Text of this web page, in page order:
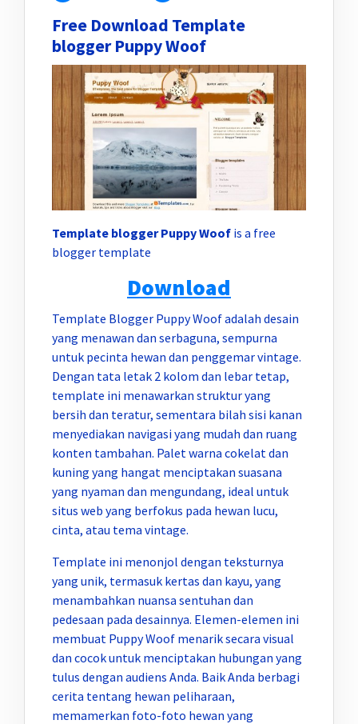
Free Download Template
blogger Puppy Woof
Template blogger Puppy Woof is a free
blogger template
Download
Template Blogger Puppy Woof adalah desain
yang menawan dan serbaguna, sempurna
untuk pecinta hewan dan penggemar vintage.
Dengan tata letak 2 kolom dan lebar tetap,
template ini menawarkan struktur yang
bersih dan teratur, sementara bilah sisi kanan
menyediakan navigasi yang mudah dan ruang
konten tambahan. Palet warna cokelat dan
kuning yang hangat menciptakan suasana
yang nyaman dan mengundang, ideal untuk
situs web yang berfokus pada hewan lucu,
cinta, atau tema vintage.
Template ini menonjol dengan teksturnya
yang unik, termasuk kertas dan kayu, yang
menambahkan nuansa sentuhan dan
pedesaan pada desainnya. Elemen-elemen ini
membuat Puppy Woof menarik secara visual
dan cocok untuk menciptakan hubungan yang
tulus dengan audiens Anda. Baik Anda berbagi
cerita tentang hewan peliharaan,
memamerkan foto-foto hewan yang